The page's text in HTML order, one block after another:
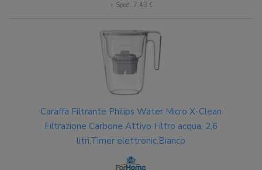
+ Sped. 7,43 €
Caraffa Filtrante Philips Water Micro X-Clean
Filtrazione Carbone Attivo Filtro acqua, 2,6
litri,Timer elettronic,Bianco